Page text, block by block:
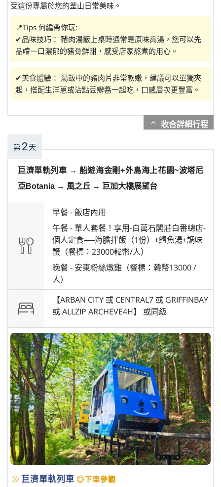
受這份專屬於您的釜山日常美味。
📍Tips 何編帶你玩:
✔品味技巧： 豬肉湯飯上桌時通常是原味高湯，您可以先
品嚐一口濃郁的豬骨鮮甜，感受店家熬煮的用心。
✔美食體驗： 湯飯中的豬肉片非常軟嫩，建議可以單獨夾
起，搭配生洋蔥或沾點豆瓣醬一起吃，口感層次更豐富。
expand_more
第2天
巨濟單軌列車 → 船遊海金剛+外島海上花園~波塔尼
亞Botania → 風之丘 → 巨加大橋展望台
早餐 -飯店內用
午餐 - 單人套餐！享用-白萬石閣莊白番總店-
個人定食──海膽拌飯（1份）+鱈魚湯+調味
蟹（餐標：23000韓幣/人）
晚餐 - 安東粉絲燉雞（餐標：韓幣13000 /
人）
【ARBAN CITY 或 CENTRAL7 或 GRIFFINBAY
或 ALLZIP ARCHEVE4H】 或同級
巨濟單軌列車 ◎下車參觀